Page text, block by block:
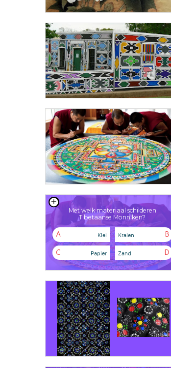
Met welk materiaal schilderen
Tibetaanse Monniken?
A Klei B
Kralen
C Papier D
Zand